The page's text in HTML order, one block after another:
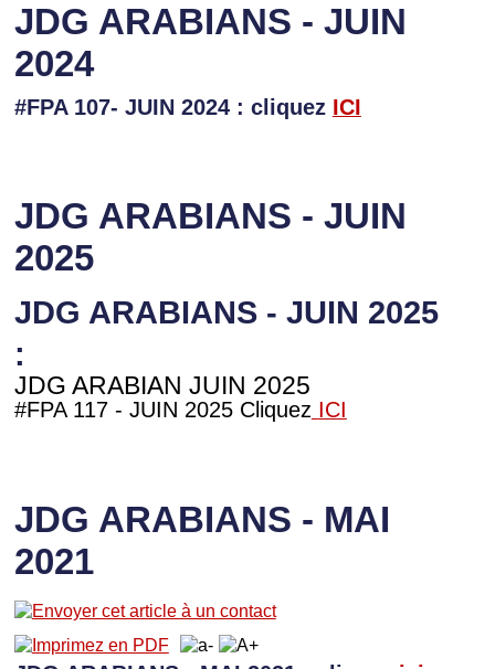
JDG ARABIANS - JUIN
2024
#FPA 107- JUIN 2024 : cliquez ICI
JDG ARABIANS - JUIN
2025
JDG ARABIANS - JUIN 2025
:
JDG ARABIAN JUIN 2025
#FPA 117 - JUIN 2025 Cliquez ICI
JDG ARABIANS - MAI
2021